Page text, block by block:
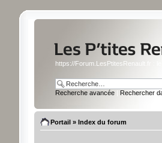
https://Forum.LesPtitesRenault.fr :
Recherche avancée | Rechercher
Portail» Index du forum